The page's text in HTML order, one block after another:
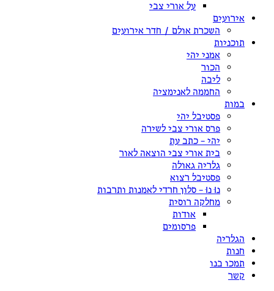
על אורי צבי
אירועים
השכרת אולם / חדר אירועים
תוכניות
אמני יהי
הכור
ליבה
החממה לאנימציה
במות
פסטיבל יהי
פרס אורי צבי לשירה
יהי – כתב עת
בית אורי צבי הוצאה לאור
גלריה גאולה
פסטיבל רצוא
נוּ נוּ – סלון חרדי לאמנות ותרבות
מחלקה רוסית
אודות
פרסומים
הגלריה
חנות
תמכו בנו
קשר